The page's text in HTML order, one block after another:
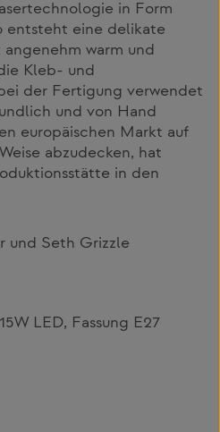
in Form
entsteht eine delikate
angenehm warm und
Kleb- und
der Fertigung verwendet
und von Hand
europäischen Markt auf
abzudecken, hat
in den
und Seth Grizzle
LED, Fassung E27